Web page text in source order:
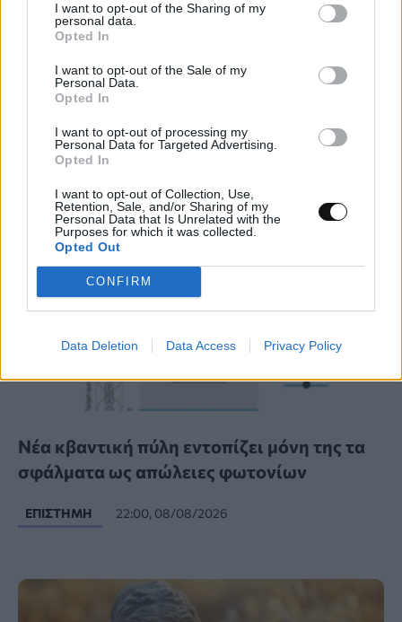
I want to opt-out of the Sharing of my
personal data.
Opted In
I want to opt-out of the Sale of my
Personal Data.
Opted In
I want to opt-out of processing my
Personal Data for Targeted Advertising.
Opted In
I want to opt-out of Collection, Use,
Retention, Sale, and/or Sharing of my
Personal Data that Is Unrelated with the
Purposes for which it was collected.
Opted Out
CONFIRM
Data Deletion Data Access Privacy Policy
Ψεύτικα PDF και εφαρμογές συνομιλίας
μετατρέπουν υπολογιστές και Android σε
εργαλεία κατασκοπείας
ΤΕΧΝΟΛΟΓΊΑ 09:00, 09/08/2026
Νέα κβαντική πύλη εντοπίζει μόνη της τα
σφάλματα ως απώλειες φωτονίων
ΕΠΙΣΤΉΜΗ 22:00, 08/08/2026